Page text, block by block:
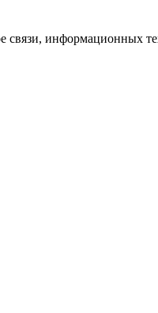
связи, информационных